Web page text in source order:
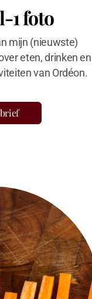
1 foto
mijn (nieuwste)
eten, drinken en
van Ordéon.